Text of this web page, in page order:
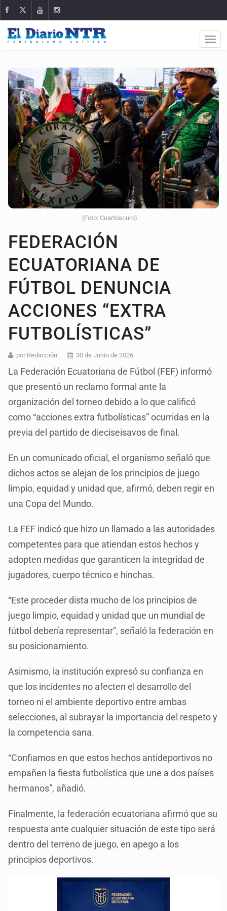
(Foto: Cuartoscuro)
FEDERACIÓN
ECUATORIANA DE
FÚTBOL DENUNCIA
ACCIONES “EXTRA
FUTBOLÍSTICAS”
por Redacción 30 de Junio de 2026
La Federación Ecuatoriana de Fútbol (FEF) informó
que presentó un reclamo formal ante la
organización del torneo debido a lo que calificó
como “acciones extra futbolísticas” ocurridas en la
previa del partido de dieciseisavos de final.
En un comunicado oficial, el organismo señaló que
dichos actos se alejan de los principios de juego
limpio, equidad y unidad que, afirmó, deben regir en
una Copa del Mundo.
La FEF indicó que hizo un llamado a las autoridades
competentes para que atiendan estos hechos y
adopten medidas que garanticen la integridad de
jugadores, cuerpo técnico e hinchas.
“Este proceder dista mucho de los principios de
juego limpio, equidad y unidad que un mundial de
fútbol debería representar”, señaló la federación en
su posicionamiento.
Asimismo, la institución expresó su confianza en
que los incidentes no afecten el desarrollo del
torneo ni el ambiente deportivo entre ambas
selecciones, al subrayar la importancia del respeto y
la competencia sana.
“Confiamos en que estos hechos antideportivos no
empañen la fiesta futbolística que une a dos países
hermanos”, añadió.
Finalmente, la federación ecuatoriana afirmó que su
respuesta ante cualquier situación de este tipo será
dentro del terreno de juego, en apego a los
principios deportivos.